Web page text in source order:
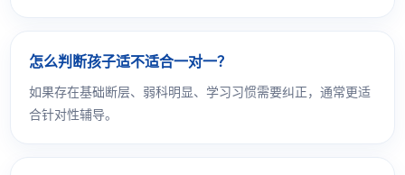
怎么判断孩子适不适合一对一？
如果存在基础断层、弱科明显、学习习惯需要纠正，通常更适
合针对性辅导。